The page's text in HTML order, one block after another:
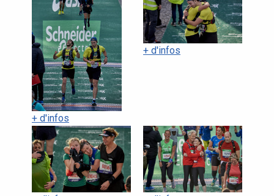
+ d'infos
+ d'infos